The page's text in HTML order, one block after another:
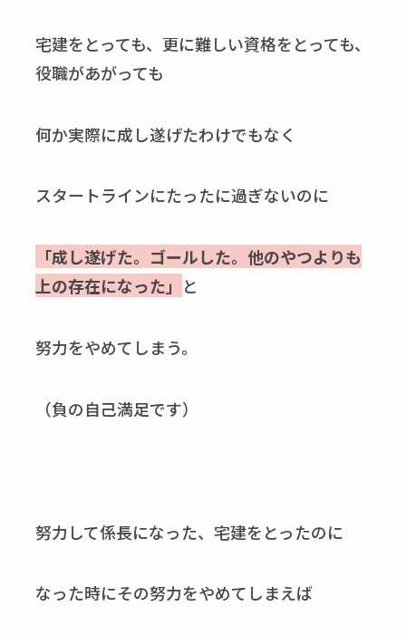
宅建をとっても、更に難しい資格をとっても、
役職があがっても
何か実際に成し遂げたわけでもなく
スタートラインにたったに過ぎないのに
「成し遂げた。ゴールした。他のやつよりも
上の存在になった」 と
努力をやめてしまう。
（負の自己満足です）
努力して係長になった、宅建をとったのに
なった時にその努力をやめてしまえば